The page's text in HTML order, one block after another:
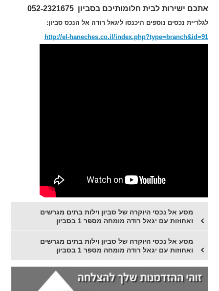
אתכם ישירות לבית חלומותיכם בסביון 052-2321675
לגלריית נכסים נוספים היכנסו ליגאל רודה אל הנכס סביון:
http://el-haneches.co.il/index.php?type=branch&id=91
מסע אל נכסי היוקרה של סביון וילות בתים מגרשים
ואחוזות עם יגאל רודה מומחה מספר 1 בסביון
מסע אל נכסי היוקרה של סביון וילות בתים מגרשים
ואחוזות עם יגאל רודה מומחה מספר 1 בסביון